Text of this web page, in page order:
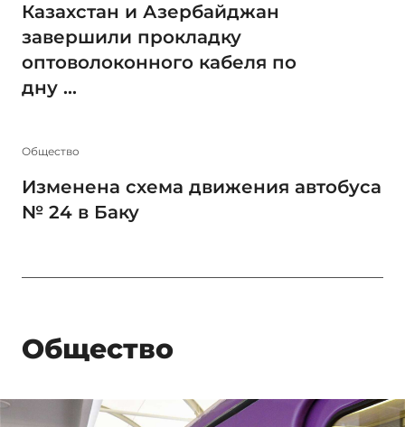
Казахстан и Азербайджан
завершили прокладку
оптоволоконного кабеля по
дну ...
Общество
Изменена схема движения автобуса
№ 24 в Баку
Общество